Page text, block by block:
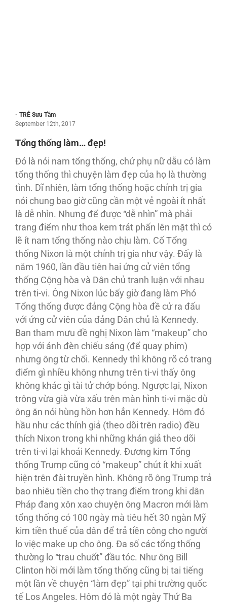
- TRẺ Sưu Tầm
September 12th, 2017
Tổng thống làm… đẹp!
Ðó là nói nam tổng thống, chứ phụ nữ dẫu có làm
tổng thống thì chuyện làm đẹp của họ là thường
tình. Dĩ nhiên, làm tổng thống hoặc chính trị gia
nói chung bao giờ cũng cần một vẻ ngoài ít nhất
là dễ nhìn. Nhưng để được “dễ nhìn” mà phải
trang điểm như thoa kem trát phấn lên mặt thì có
lẽ ít nam tổng thống nào chịu làm. Cố Tổng
thống Nixon là một chính trị gia như vậy. Ðấy là
năm 1960, lần đầu tiên hai ứng cử viên tổng
thống Cộng hòa và Dân chủ tranh luận với nhau
trên ti-vi. Ông Nixon lúc bấy giờ đang làm Phó
Tổng thống được đảng Cộng hòa đề cử ra đấu
với ứng cử viên của đảng Dân chủ là Kennedy.
Ban tham mưu đề nghị Nixon làm “makeup” cho
hợp với ánh đèn chiếu sáng (để quay phim)
nhưng ông từ chối. Kennedy thì không rõ có trang
điểm gì nhiều không nhưng trên ti-vi thấy ông
không khác gì tài tử chớp bóng. Ngược lại, Nixon
trông vừa già vừa xấu trên màn hình ti-vi mặc dù
ông ăn nói hùng hồn hơn hẳn Kennedy. Hôm đó
hầu như các thính giả (theo dõi trên radio) đều
thích Nixon trong khi những khán giả theo dõi
trên ti-vi lại khoái Kennedy. Ðương kim Tổng
thống Trump cũng có “makeup” chút ít khi xuất
hiện trên đài truyền hình. Không rõ ông Trump trả
bao nhiêu tiền cho thợ trang điểm trong khi dân
Pháp đang xôn xao chuyện ông Macron mới làm
tổng thống có 100 ngày mà tiêu hết 30 ngàn Mỹ
kim tiền thuế của dân để trả tiền công cho người
lo việc make up cho ông. Ða số các tổng thống
thường lo “trau chuốt” đầu tóc. Như ông Bill
Clinton hồi mới làm tổng thống cũng bị tai tiếng
một lần về chuyện “làm đẹp” tại phi trường quốc
tế Los Angeles. Hôm đó là một ngày Thứ Ba